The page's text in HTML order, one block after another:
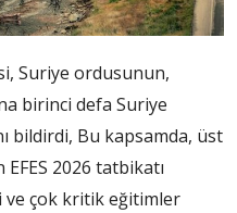
Suriye ordusunun,
birinci defa Suriye
bildirdi, Bu kapsamda, üst
2026 tatbikatı
ve çok kritik eğitimler